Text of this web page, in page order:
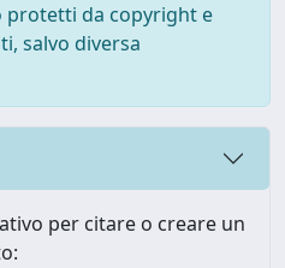
protetti da copyright e
salvo diversa
per citare o creare un